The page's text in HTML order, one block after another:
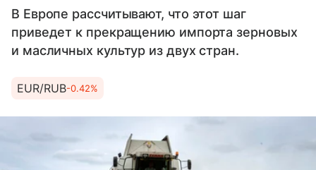
В Европе рассчитывают, что этот шаг
приведет к прекращению импорта зерновых
и масличных культур из двух стран.
EUR/RUB-0.42%